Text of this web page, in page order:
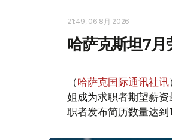
21:49, 06 8月 2026
哈萨克斯坦7月
（哈萨克国际通讯社讯
姐成为求职者期望薪
职者发布简历数量达到